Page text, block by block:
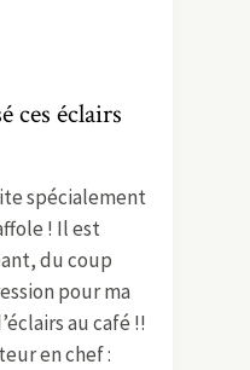
ces éclairs
spécialement
! Il est
du coup
pour ma
au café !!
en chef :